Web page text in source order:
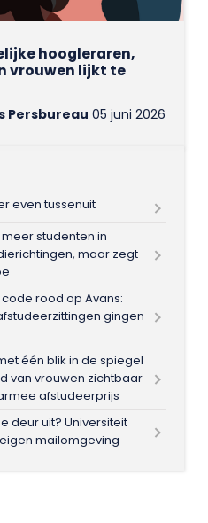
hoogleraren,
vrouwen lijkt te
Persbureau 05 juni 2026
even tussenuit
studenten in
maar zegt
rood op Avans:
gingen
één blik in de spiegel
van vrouwen zichtbaar
afstudeerprijs
deur uit? Universiteit
mailomgeving